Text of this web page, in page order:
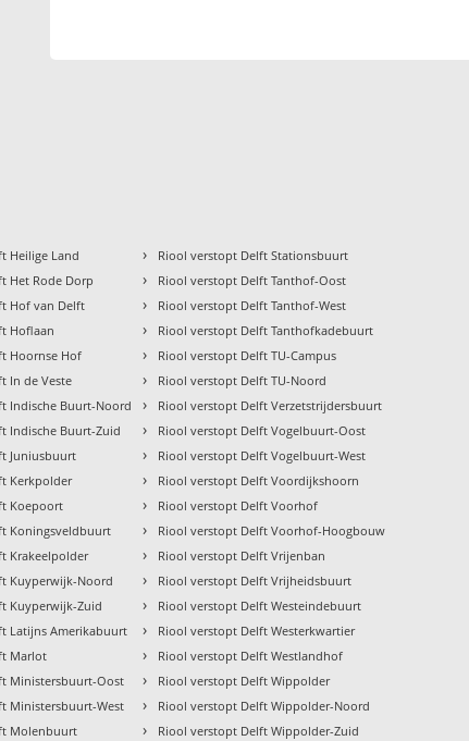
Heilige Land
Het Rode Dorp
Hof van Delft
Hoflaan
Hoornse Hof
In de Veste
Indische Buurt-Noord
Indische Buurt-Zuid
Juniusbuurt
Kerkpolder
Koepoort
Koningsveldbuurt
Krakeelpolder
Kuyperwijk-Noord
Kuyperwijk-Zuid
Latijns Amerikabuurt
Marlot
Ministersbuurt-Oost
Ministersbuurt-West
Molenbuurt
› Riool verstopt Delft Stationsbuurt
› Riool verstopt Delft Tanthof-Oost
› Riool verstopt Delft Tanthof-West
› Riool verstopt Delft Tanthofkadebuurt
› Riool verstopt Delft TU-Campus
› Riool verstopt Delft TU-Noord
› Riool verstopt Delft Verzetstrijdersbuurt
› Riool verstopt Delft Vogelbuurt-Oost
› Riool verstopt Delft Vogelbuurt-West
› Riool verstopt Delft Voordijkshoorn
› Riool verstopt Delft Voorhof
› Riool verstopt Delft Voorhof-Hoogbouw
› Riool verstopt Delft Vrijenban
› Riool verstopt Delft Vrijheidsbuurt
› Riool verstopt Delft Westeindebuurt
› Riool verstopt Delft Westerkwartier
› Riool verstopt Delft Westlandhof
› Riool verstopt Delft Wippolder
› Riool verstopt Delft Wippolder-Noord
› Riool verstopt Delft Wippolder-Zuid